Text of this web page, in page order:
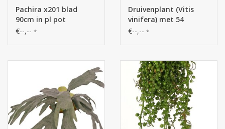
Pachira x201 blad
90cm in pl pot
€--,-- *
Druivenplant (Vitis
vinifera) met 54
bladeren, 2
bestendig en
brandvertragend, 60
cm
€--,-- *